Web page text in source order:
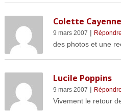
Colette Cayenne
9 mars 2007 | Répondre
des photos et une
Lucile Poppins
9 mars 2007 | Répondre
Vivement le retour